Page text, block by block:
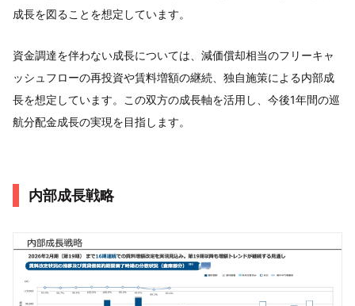
成長を図ることを想定しています。
資金調達を伴わない成長については、減価償却相当のフリーキャ
ッシュフローの再投資や賃料増額の継続、独自施策による内部成
長を想定しています。この双方の成長軸を活用し、今後1年間の巡
航分配金成長の実現を目指します。
内部成長戦略